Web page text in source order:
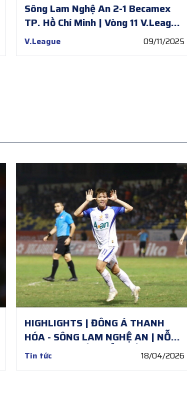
Sông Lam Nghệ An 2-1 Becamex
TP. Hồ Chí Minh | Vòng 11 V.League
2025/26
V.League 09/11/2025
HIGHLIGHTS | ĐÔNG Á THANH
HÓA - SÔNG LAM NGHỆ AN | NỖ
LỰC GIÀNH LẤY ĐIỂM SỐ
Tin tức 18/04/2026